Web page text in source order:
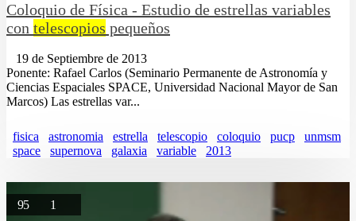
Coloquio de Física - Estudio de estrellas variables
con telescopios pequeños
19 de Septiembre de 2013
Ponente: Rafael Carlos (Seminario Permanente de Astronomía y
Ciencias Espaciales SPACE, Universidad Nacional Mayor de San
Marcos) Las estrellas var...
fisica astronomia estrella telescopio coloquio pucp
unmsm
space
supernova galaxia variable 2013
95 1